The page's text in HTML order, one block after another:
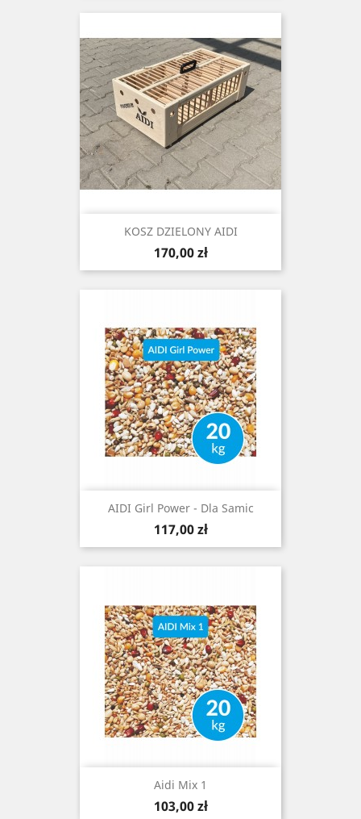
KOSZ DZIELONY AIDI
Cena
170,00 zł
AIDI Girl Power - Dla Samic
Cena
117,00 zł
Aidi Mix 1
Cena
103,00 zł